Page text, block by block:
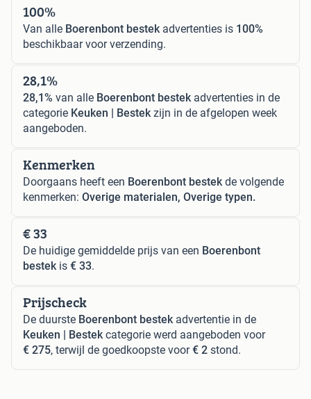
100%
Van alle Boerenbont bestekadvertenties is 100%
beschikbaar voor verzending.
28,1%
28,1% van alle Boerenbont bestekadvertenties in de
categorie Keuken | Bestekzijn in de afgelopen week
aangeboden.
Kenmerken
Doorgaans heeft een Boerenbont bestekde volgende
kenmerken: Overige materialen, Overige typen.
€ 33
De huidige gemiddelde prijs van een Boerenbont
bestekis € 33.
Prijscheck
De duurste Boerenbont bestekadvertentie in de
Keuken | Bestekcategorie werd aangeboden voor
€ 275, terwijl de goedkoopste voor€ 2 stond.